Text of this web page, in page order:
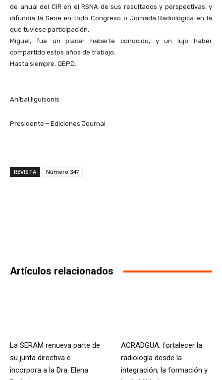
de anual del CIR en el RSNA de sus resultados y perspectivas, y
difundía la Serie en todo Congreso o Jornada Radiológica en la
que tuviese participación.
Miguel, fue un placer haberte conocido, y un lujo haber
compartido estos años de trabajo.
Hasta siempre. QEPD.
Aníbal Ilguisonis
Presidente – Ediciones Journal
REVISTA Número 347
Artículos relacionados
La SERAM renueva parte de
su junta directiva e
incorpora a la Dra. Elena
ACRADGUA: fortalecer la
radiología desde la
integración, la formación y